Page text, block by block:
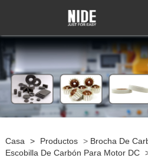
Casa > Productos > Brocha De
Escobilla De Carbón Para Motor DC